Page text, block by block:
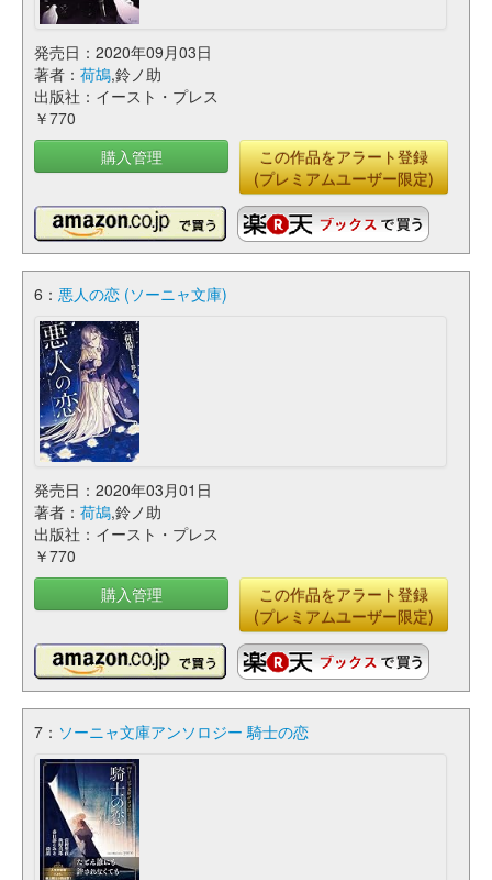
発売日：2020年09月03日
著者： 荷鴣,鈴ノ助
出版社：イースト・プレス
￥770
購入管理
この作品をアラート登録
(プレミアムユーザー限定)
6： 悪人の恋 (ソーニャ文庫)
発売日：2020年03月01日
著者： 荷鴣,鈴ノ助
出版社：イースト・プレス
￥770
購入管理
この作品をアラート登録
(プレミアムユーザー限定)
7： ソーニャ文庫アンソロジー 騎士の恋